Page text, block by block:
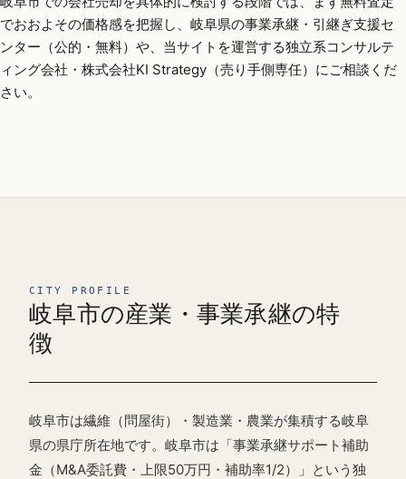
でおおよその価格感を把握し、岐阜県の事業承継・引継ぎ支援セ
ンター（公的・無料）や、当サイトを運営する独立系コンサルテ
ィング会社・株式会社KI Strategy（売り手側専任）にご相談くだ
さい。
CITY PROFILE
岐阜市の産業・事業承継の特
徴
岐阜市は繊維（問屋街）・製造業・農業が集積する岐阜
県の県庁所在地です。岐阜市は「事業承継サポート補助
金（M&A委託費・上限50万円・補助率1/2）」という独